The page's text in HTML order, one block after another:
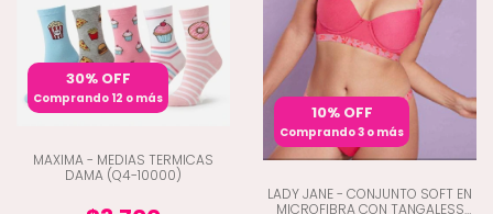
30% OFF
Comprando 12 o más
MAXIMA - MEDIAS TERMICAS
DAMA (Q4-10000)
10% OFF
Comprando 3 o más
LADY JANE - CONJUNTO SOFT EN
MICROFIBRA CON TANGALESS